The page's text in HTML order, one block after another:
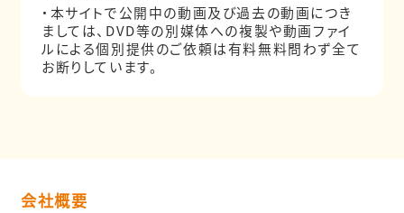
・本サイトで公開中の動画及び過去の動画につき
ましては、DVD等の別媒体への複製や動画ファイ
ルによる個別提供のご依頼は有料無料問わず全て
お断りしています。
会社概要